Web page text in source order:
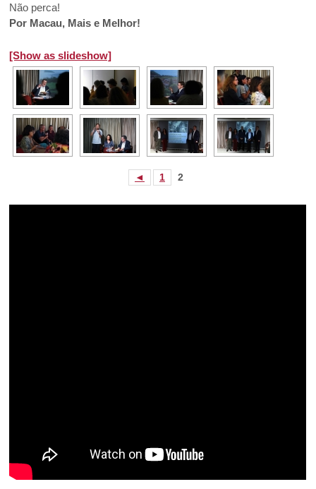
Não perca!
Por Macau, Mais e Melhor!
[Show as slideshow]
◄ 1 2